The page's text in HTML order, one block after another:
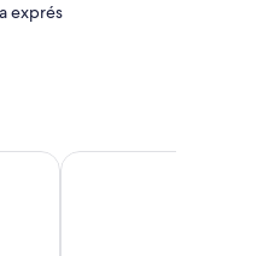
exprés
NÓMADE SANTIAGO